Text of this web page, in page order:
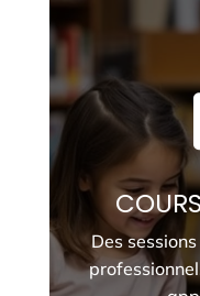
Des